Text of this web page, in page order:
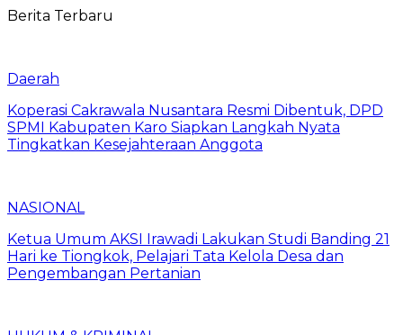
Berita Terbaru
Daerah
Koperasi Cakrawala Nusantara Resmi Dibentuk, DPD
SPMI Kabupaten Karo Siapkan Langkah Nyata
Tingkatkan Kesejahteraan Anggota
NASIONAL
Ketua Umum AKSI Irawadi Lakukan Studi Banding 21
Hari ke Tiongkok, Pelajari Tata Kelola Desa dan
Pengembangan Pertanian